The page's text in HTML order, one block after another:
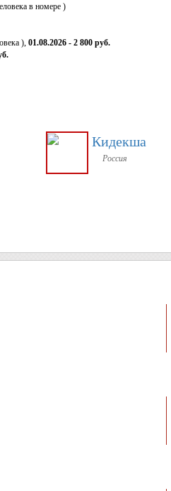
в номере )
), 01.08.2026 - 2 800 руб.
Кидекша
Россия